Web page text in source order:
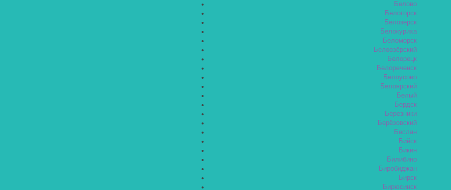
Белово
Белогорск
Белозерск
Белокуриха
Беломорск
Белоозёрский
Белорецк
Белореченск
Белоусово
Белоярский
Белый
Бердск
Березники
Берёзовский
Беслан
Бийск
Бикин
Билибино
Биробиджан
Бирск
Бирюсинск